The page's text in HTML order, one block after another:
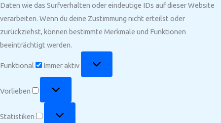
Daten wie das Surfverhalten oder eindeutige IDs auf dieser Website
verarbeiten. Wenn du deine Zustimmung nicht erteilst oder
zurückziehst, können bestimmte Merkmale und Funktionen
beeinträchtigt werden.
Funktional
Immer aktiv
Vorlieben
Statistiken